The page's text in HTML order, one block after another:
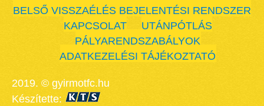
BELSŐ VISSZAÉLÉS BEJELENTÉSI RENDSZER
KAPCSOLAT
UTÁNPÓTLÁS
PÁLYARENDSZABÁLYOK
ADATKEZELÉSI TÁJÉKOZTATÓ
2019. © gyirmotfc.hu
Készítette: